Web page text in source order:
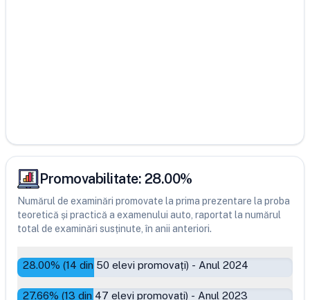
Promovabilitate: 28.00%
Numărul de examinări promovate la prima prezentare la proba
teoretică și practică a examenului auto, raportat la numărul
total de examinări susținute, în anii anteriori.
28.00% (14 din 50 elevi promovați) - Anul 2024
27.66% (13 din 47 elevi promovați) - Anul 2023